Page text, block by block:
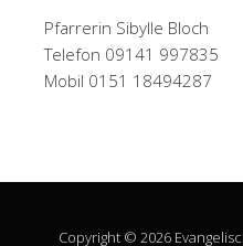
Pfarrerin Sibylle Bloch
Telefon 09141 997835
Mobil 0151 18494287
Copyright © 2026